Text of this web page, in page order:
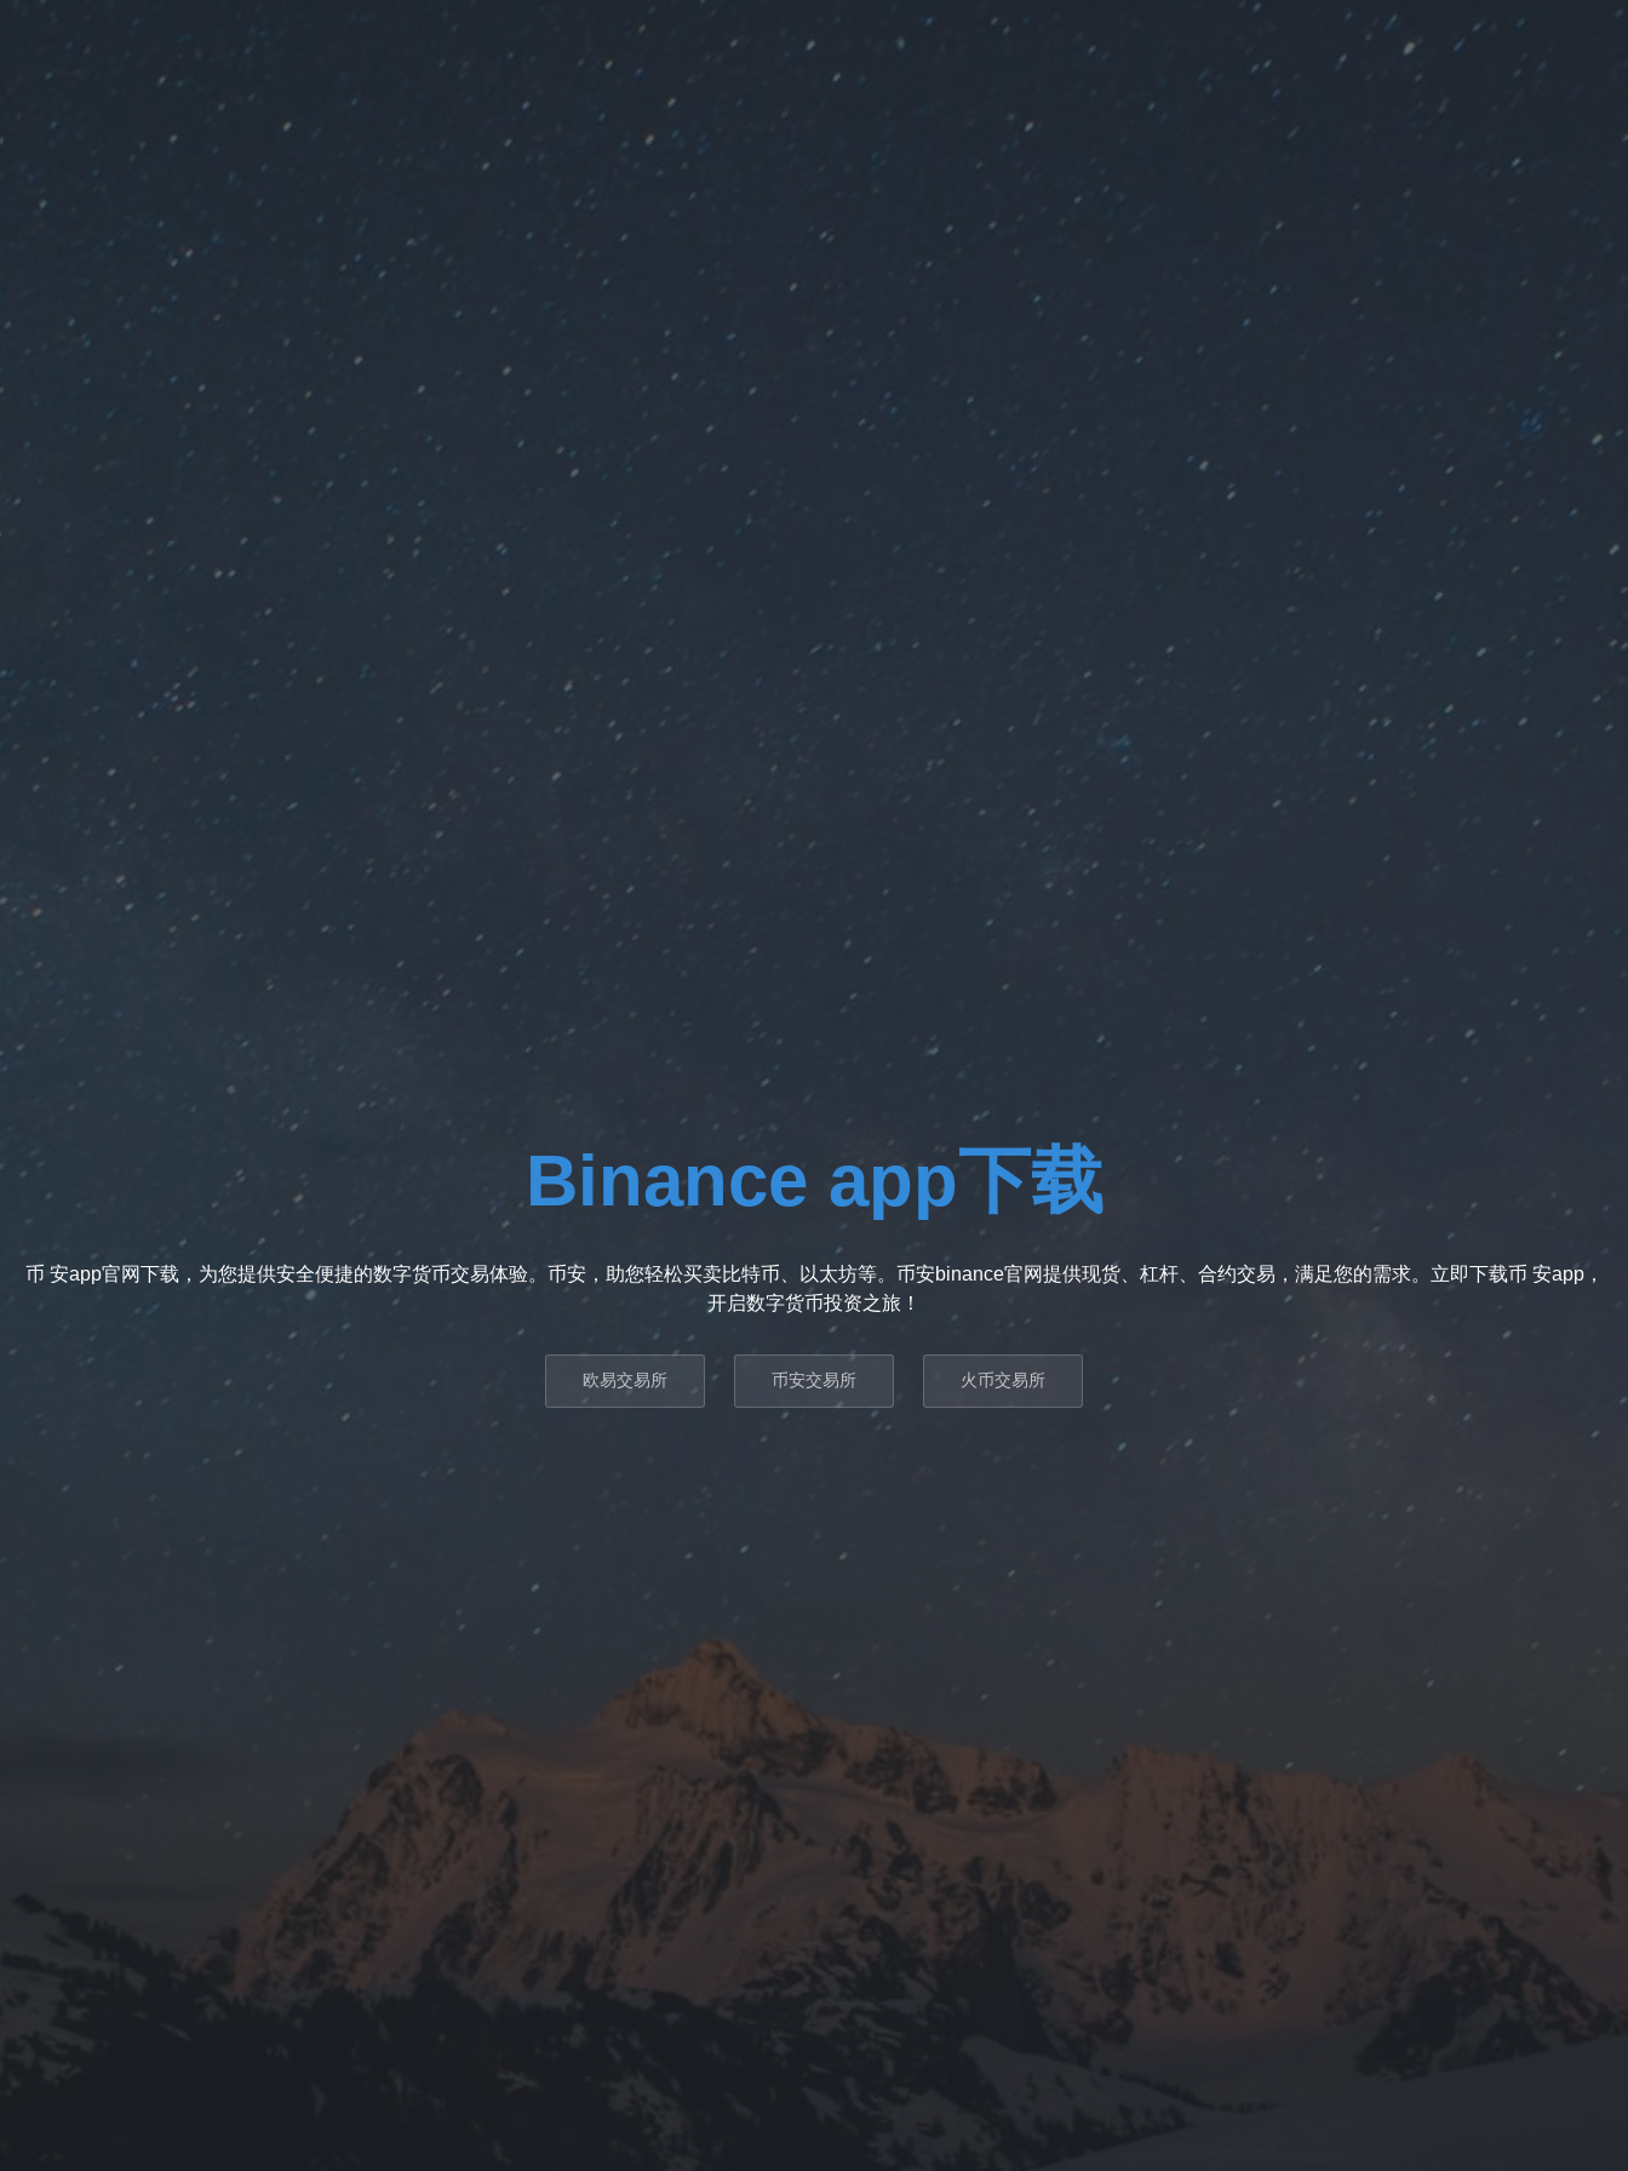
Binance app下载
币 安app官网下载，为您提供安全便捷的数字货币交易体验。币安，助您轻松买卖比特币、以太坊等。币安binance官网提供现货、杠杆、合约交易，满足您的需求。立即下载币 安app，
开启数字货币投资之旅！
欧易交易所 币安交易所 火币交易所